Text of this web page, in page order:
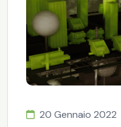
20 Gennaio 2022